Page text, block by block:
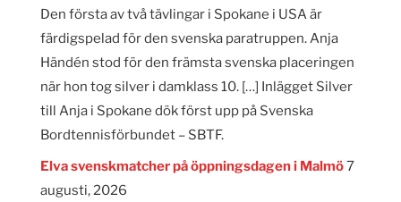
Den första av två tävlingar i Spokane i USA är
färdigspelad för den svenska paratruppen. Anja
Händén stod för den främsta svenska placeringen
när hon tog silver i damklass 10. […] Inlägget Silver
till Anja i Spokane dök först upp på Svenska
Bordtennisförbundet – SBTF.
Elva svenskmatcher på öppningsdagen i Malmö7
augusti, 2026